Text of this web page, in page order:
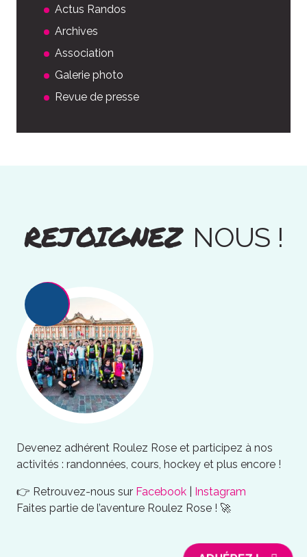
Actus Randos
Archives
Association
Galerie photo
Revue de presse
REJOIGNEZ NOUS !
Devenez adhérent Roulez Rose et participez à nos
activités : randonnées, cours, hockey et plus encore !
👉 Retrouvez-nous sur Facebook
Instagram
Faites partie de l’aventure Roulez Rose ! 🚀